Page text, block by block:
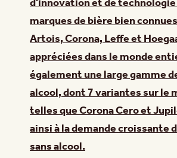
marques de bière bien
Artois, Corona, Leffe et
appréciées dans le monde
également une large gamme
alcool, dont 7 variantes sur le
telles que Corona Cero et
ainsi à la demande
sans alcool.